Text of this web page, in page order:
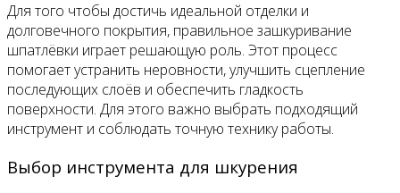
Для того чтобы достичь идеальной отделки и
долговечного покрытия, правильное зашкуривание
шпатлёвки играет решающую роль. Этот процесс
помогает устранить неровности, улучшить сцепление
последующих слоёв и обеспечить гладкость
поверхности. Для этого важно выбрать подходящий
инструмент и соблюдать точную технику работы.
Выбор инструмента для шкурения